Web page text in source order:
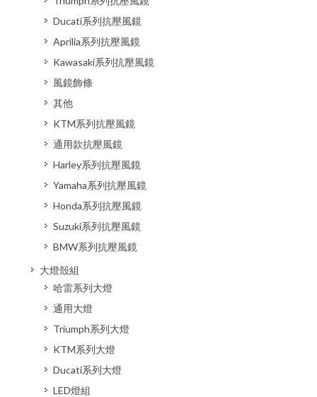
Ducati系列抗壓風鏡
Aprilia系列抗壓風鏡
Kawasaki系列抗壓風鏡
風鏡飾條
其他
KTM系列抗壓風鏡
通用款抗壓風鏡
Harley系列抗壓風鏡
Yamaha系列抗壓風鏡
Honda系列抗壓風鏡
Suzuki系列抗壓風鏡
BMW系列抗壓風鏡
大燈殼組
哈雷系列大燈
通用大燈
Triumph系列大燈
KTM系列大燈
Ducati系列大燈
LED燈組